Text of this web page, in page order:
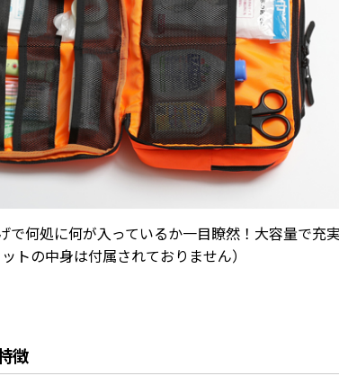
で何処に何が入っているか一目瞭然！大容量で充
トの中身は付属されておりません）
徴